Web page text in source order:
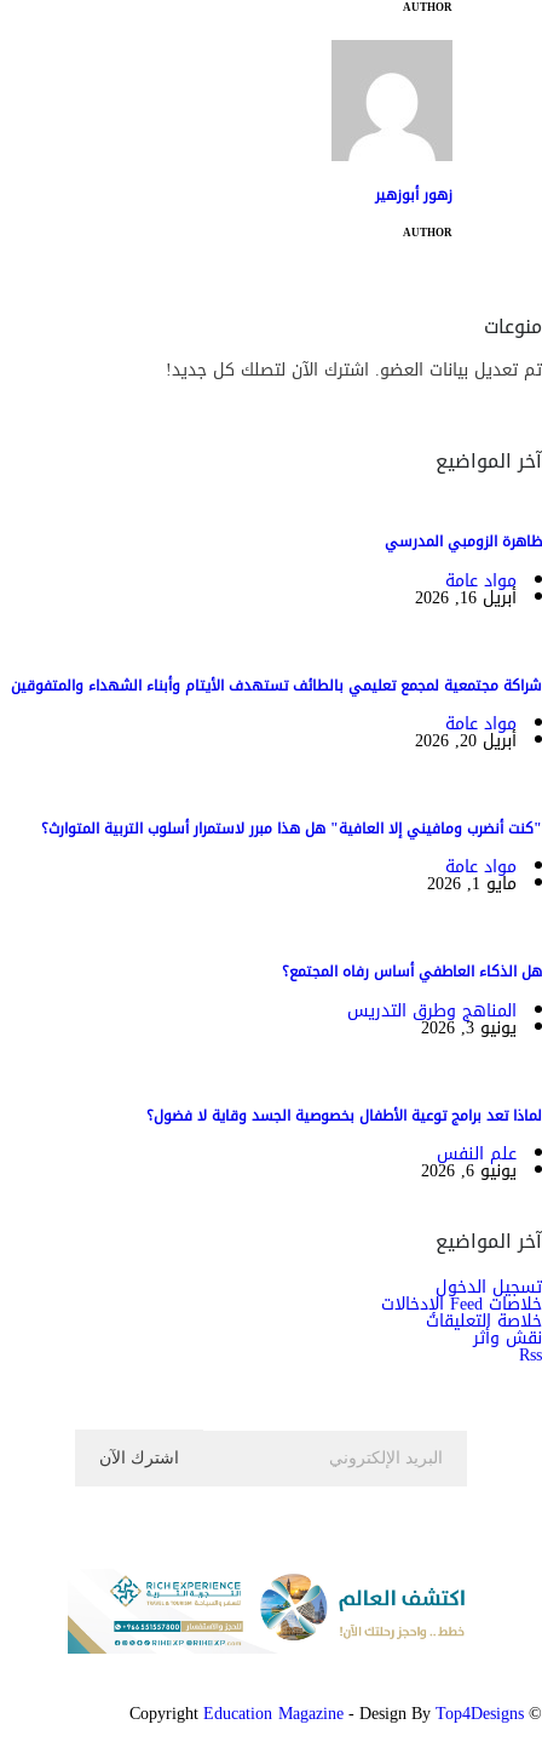
AUTHOR
زهور أبوزهير
AUTHOR
منوعات
تم تعديل بيانات العضو. اشترك الآن لتصلك كل جديد!
آخر المواضيع
ظاهرة الزومبي المدرسي
مواد عامة
أبريل 16, 2026
شراكة مجتمعية لمجمع تعليمي بالطائف تستهدف الأيتام وأبناء الشهداء والمتفوقين
مواد عامة
أبريل 20, 2026
"كنت أنضرب ومافيني إلا العافية" هل هذا مبرر لاستمرار أسلوب التربية المتوارث؟
مواد عامة
مايو 1, 2026
هل الذكاء العاطفي أساس رفاه المجتمع؟
المناهج وطرق التدريس
يونيو 3, 2026
لماذا تعد برامج توعية الأطفال بخصوصية الجسد وقاية لا فضول؟
علم النفس
يونيو 6, 2026
آخر المواضيع
تسجيل الدخول
خلاصات Feed الإدخالات
خلاصة التعليقات
نقش وأثر
Rss
© Copyright
Education Magazine - Design By Top4Designs